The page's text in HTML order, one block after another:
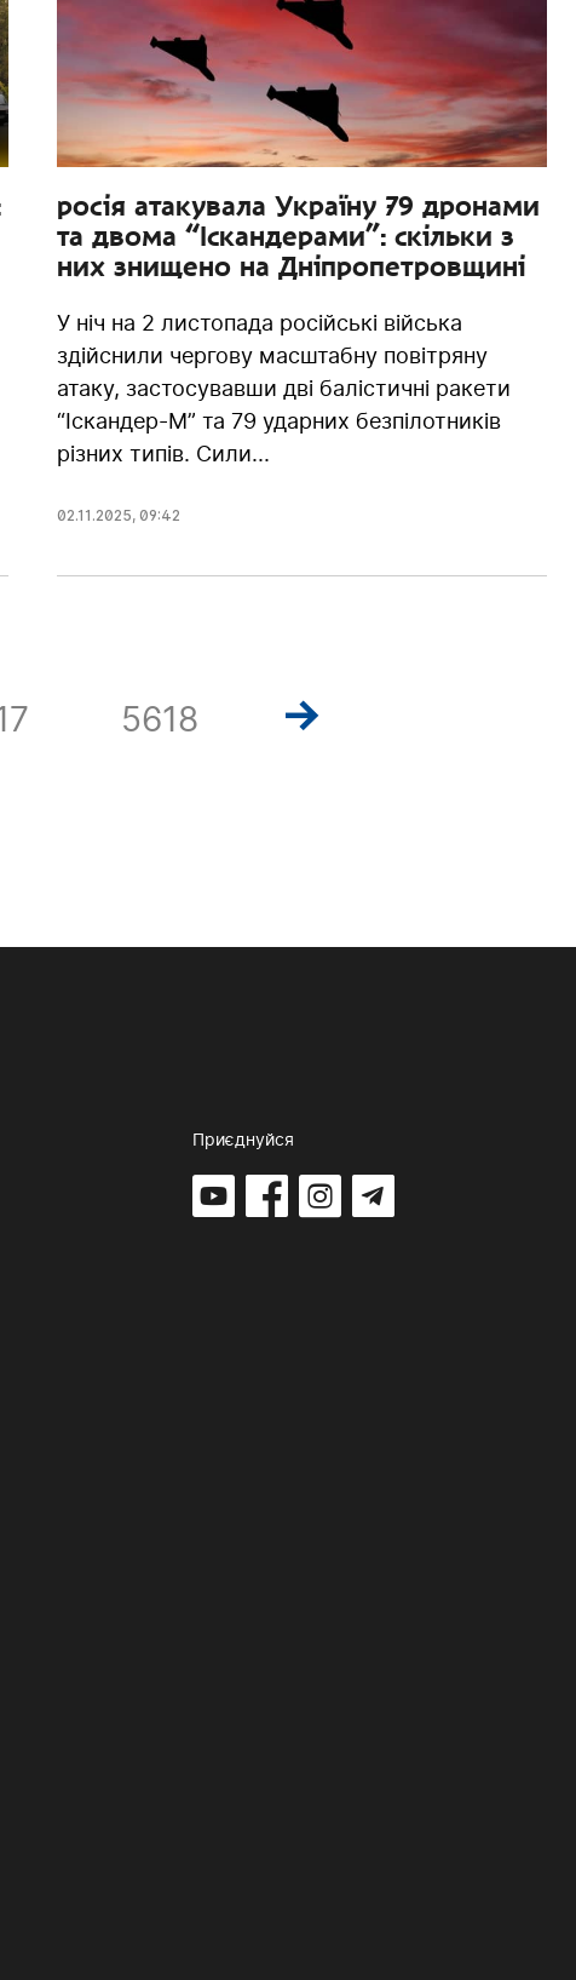
росія атакувала Україну 79 дронами
та двома “Іскандерами”: скільки з
них знищено на Дніпропетровщині
У ніч на 2 листопада російські війська
здійснили чергову масштабну повітряну
атаку, застосувавши дві балістичні ракети
“Іскандер-М” та 79 ударних безпілотників
різних типів. Сили...
02.11.2025, 09:42
5618
Приєднуйся